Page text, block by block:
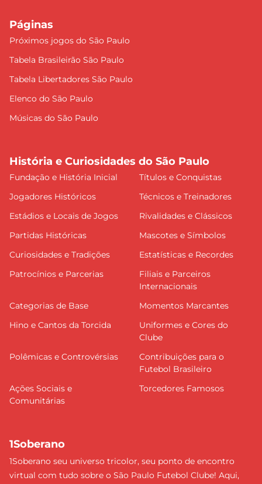
Páginas
Próximos jogos do São Paulo
Tabela Brasileirão São Paulo
Tabela Libertadores São Paulo
Elenco do São Paulo
Músicas do São Paulo
História e Curiosidades do São Paulo
Fundação e História Inicial
Títulos e Conquistas
Jogadores Históricos
Técnicos e Treinadores
Estádios e Locais de Jogos
Rivalidades e Clássicos
Partidas Históricas
Mascotes e Símbolos
Curiosidades e Tradições
Estatísticas e Recordes
Patrocínios e Parcerias
Filiais e Parceiros
Internacionais
Categorias de Base
Momentos Marcantes
Hino e Cantos da Torcida
Uniformes e Cores do
Clube
Polêmicas e Controvérsias
Contribuições para o
Futebol Brasileiro
Ações Sociais e
Comunitárias
Torcedores Famosos
1Soberano
1Soberano seu universo tricolor, seu ponto de encontro
virtual com tudo sobre o São Paulo Futebol Clube! Aqui,